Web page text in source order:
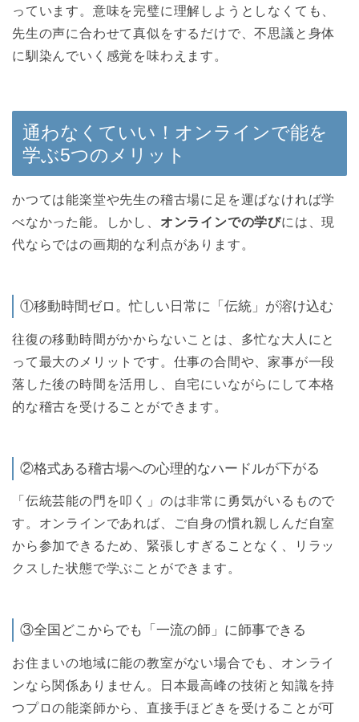
っています。意味を完璧に理解しようとしなくても、
先生の声に合わせて真似をするだけで、不思議と身体
に馴染んでいく感覚を味わえます。
通わなくていい！オンラインで能を
学ぶ5つのメリット
かつては能楽堂や先生の稽古場に足を運ばなければ学
べなかった能。しかし、 オンラインでの学びには、現
代ならではの画期的な利点があります。
①移動時間ゼロ。忙しい日常に「伝統」が溶け込む
往復の移動時間がかからないことは、多忙な大人にと
って最大のメリットです。仕事の合間や、家事が一段
落した後の時間を活用し、自宅にいながらにして本格
的な稽古を受けることができます。
②格式ある稽古場への心理的なハードルが下がる
「伝統芸能の門を叩く」のは非常に勇気がいるもので
す。オンラインであれば、ご自身の慣れ親しんだ自室
から参加できるため、緊張しすぎることなく、リラッ
クスした状態で学ぶことができます。
③全国どこからでも「一流の師」に師事できる
お住まいの地域に能の教室がない場合でも、オンライ
ンなら関係ありません。日本最高峰の技術と知識を持
つプロの能楽師から、直接手ほどきを受けることが可